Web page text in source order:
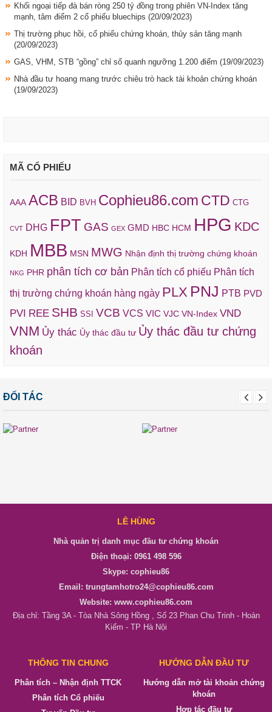
Khối ngoại tiếp đà bán ròng 250 tỷ đồng trong phiên VN-Index tăng
mạnh, tâm điểm 2 cổ phiếu bluechips (20/09/2023)
Thị trường phục hồi, cổ phiếu chứng khoán, thủy sản tăng mạnh
(20/09/2023)
GAS, VHM, STB “gồng” chỉ số quanh ngưỡng 1.200 điểm (19/09/2023)
Nhà đầu tư hoang mang trước chiêu trò hack tài khoản chứng khoán
(19/09/2023)
MÃ CỔ PHIẾU
AAA ACB BID BVH Cophieu86.com CTD CTG
CVT DHG FPT GAS GEX GMD HBC HCM HPG KDC
KDH MBB MSN MWG Nhận định thị trường chứng khoán
NKG PHR phân tích cơ bản Phân tích cổ phiếu Phân tích
thị trường chứng khoán hàng ngày PLX PNJ PTB PVD
PVI REE SHB SSI VCB VCS VIC VJC VN-Index VND
VNM Ủy thác Ủy thác đầu tư Ủy thác đầu tư chứng
khoán
ĐỐI TÁC
LÊ HÙNG
Nhà quản trị danh mục đầu tư chứng khoán
Điện thoại: 0961 498 596
Skype: cophieu86
Email: trungtamhotro24@cophieu86.com
Website: www.cophieu86.com
Địa chỉ: Tầng 3A - Tòa Nhà Sông Hồng , Số 23 Phan Chu Trinh - Hoàn
Kiếm - TP Hà Nội
THÔNG TIN CHUNG
Phân tích – Nhận định TTCK
Phân tích Cổ phiếu
HƯỚNG DẪN ĐẦU TƯ
Hướng dẫn mở tài khoản chứng
khoán
Hợp tác đầu tư